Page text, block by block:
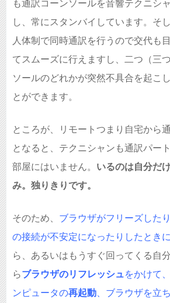
も通訳コーンソールを音響テクニシ
し、常にスタンバイしています。そ
人体制で同時通訳を行うので交代も
てスムーズに行えますし、二つ（三
ソールのどれかが突然不具合を起こ
とができます。
ところが、リモートつまり自宅から
となると、テクニシャンも通訳パー
部屋にはいません。 いるのは自分だ
み。独りきりです。
そのため、 ブラウザがフリーズした
の接続が不安定になったりしたときに
ら、あるいはもうすぐ回ってくる自
らブラウザのリフレッシュをかけて、
ンピュータの再起動 、ブラウザを立